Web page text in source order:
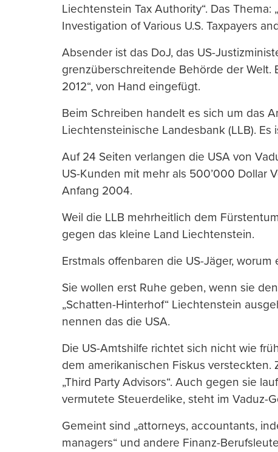
Liechtenstein Tax Authority“. Das
Investigation of Various U.S. Taxpayers
Absender ist das DoJ, das US-
grenzüberschreitende Behörde der Welt.
2012“, von Hand eingefügt.
Beim Schreiben handelt es sich um das
Liechtensteinische Landesbank (LLB). Es
Auf 24 Seiten verlangen die USA von
US-Kunden mit mehr als 500’000 Dollar
Anfang 2004.
Weil die LLB mehrheitlich dem
gegen das kleine Land Liechtenstein.
Erstmals offenbaren die US-Jäger,
Sie wollen erst Ruhe geben, wenn sie
„Schatten-Hinterhof“ Liechtenstein
nennen das die USA.
Die US-Amtshilfe richtet sich nicht wie
dem amerikanischen Fiskus
„Third Party Advisors“. Auch gegen sie
vermutete Steuerdelike, steht im Vaduz-
Gemeint sind „attorneys, accountants,
managers“ und andere Finanz-